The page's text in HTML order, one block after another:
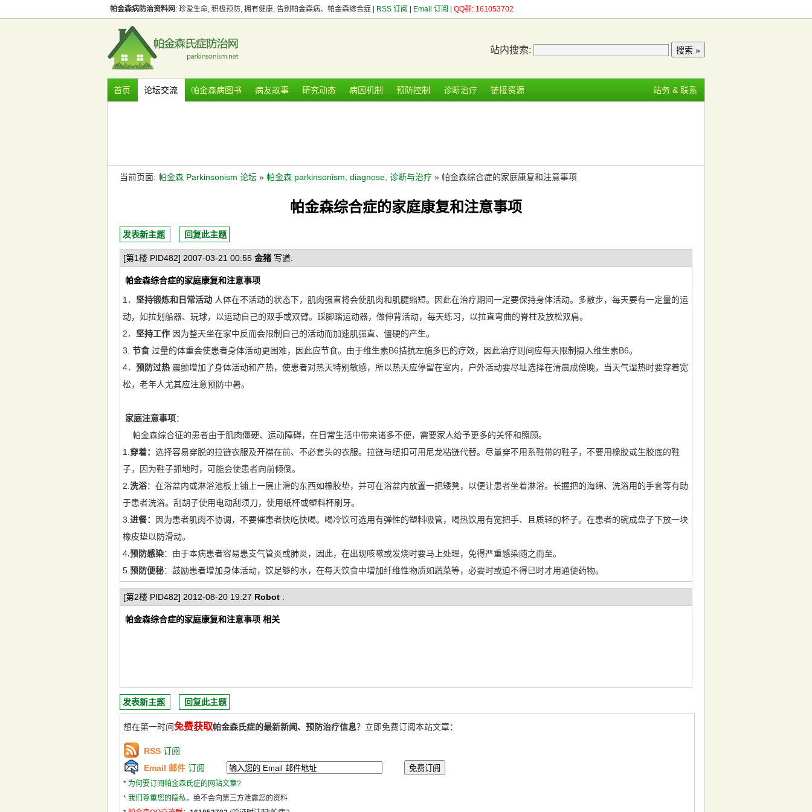
帕金森病防治资料网 : 珍爱生命, 积极预防, 拥有健康, 告别帕金森病、帕金森综合症 | RSS 订阅 Email 订阅 QQ群: 161053702
站内搜索:
首页 论坛交流 帕金森病图书 病友故事 研究动态 病因机制 预防控制 诊断治疗 链接资源 站务 & 联系
当前页面: 帕金森 Parkinsonism 论坛 » 帕金森 parkinsonism, diagnose, 诊断与治疗 » 帕金森综合症的家庭康复和注意事项
帕金森综合症的家庭康复和注意事项
发表新主题 回复此主题
[第1楼 PID482] 2007-03-21 00:55 金猪 写道:
帕金森综合症的家庭康复和注意事项
1． 坚持锻炼和日常活动 人体在不活动的状态下，肌肉强直将会使肌肉和肌腱缩短。因此在治疗期间一定要保持身体活动。多散步，每天要有一定量的运
动，如拉划船器、玩球，以运动自己的双手或双臂。踩脚踏运动器，做伸背活动，每天练习，以拉直弯曲的脊柱及放松双肩。
2． 坚持工作 因为整天坐在家中反而会限制自己的活动而加速肌强直、僵硬的产生。
3. 节食过量的体重会使患者身体活动更困难，因此应节食。由于维生素B6拮抗左施多巴的疗效，因此治疗则间应每天限制摄入维生素B6。
4． 预防过热 震颤增加了身体活动和产热，使患者对热天特别敏感，所以热天应停留在室内，户外活动要尽址选择在清晨成傍晚，当天气湿热时要穿着宽
松，老年人尤其应注意预防中暑。
家庭注意事项：
帕金森综合征的患者由于肌肉僵硬、运动障碍，在日常生活中带来诸多不便，需要家人给予更多的关怀和照顾。
1. 穿着： 选择容易穿脱的拉链衣服及开襟在前、不必套头的衣服。拉链与纽扣可用尼龙粘链代替。尽量穿不用系鞋带的鞋子，不要用橡胶或生胶底的鞋
子，因为鞋子抓地时，可能会使患者向前倾倒。
2. 洗浴：在浴盆内或淋浴池板上铺上一层止滑的东西如橡胶垫，并可在浴盆内放置一把矮凳，以便让患者坐着淋浴。长握把的海绵、洗浴用的手套等有助
于患者洗浴。刮胡子使用电动刮须刀，使用纸杯或塑料杯刷牙。
3. 进餐：
因为患者肌肉不协调，不要催患者快吃快喝。喝冷饮可选用有弹性的塑料吸管，喝热饮用有宽把手、且质轻的杯子。在患者的碗成盘子下放一块
橡皮垫以防滑动。
4.预防感染：由于本病患者容易患支气管炎或肺炎，因此，在出现咳嗽或发烧时要马上处理，免得严重感染随之而至。
5. 预防便秘：鼓励患者增加身体活动，饮足够的水，在每天饮食中增加纤维性物质如蔬菜等，必要时或迫不得已时才用通便药物。
[第2楼 PID482] 2012-08-20 19:27 Robot :
帕金森综合症的家庭康复和注意事项 相关
发表新主题 回复此主题
想在第一时间免费获取帕金森氏症的最新新闻、预防治疗信息？立即免费订阅本站文章：
RSS 订阅
Email 邮件 订阅
* 为何要订阅帕金森氏症的网站文章?
* 我们尊重您的隐私，绝不会向第三方泄露您的资料